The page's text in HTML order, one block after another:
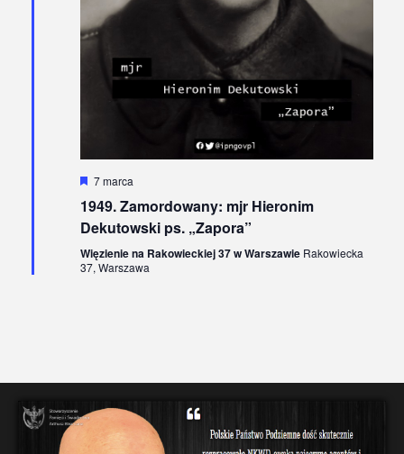
Wyróżnione
7 marca
1949. Zamordowany: mjr Hieronim
Dekutowski ps. „Zapora”
Więzienie na Rakowieckiej 37 w Warszawie Rakowiecka
37, Warszawa